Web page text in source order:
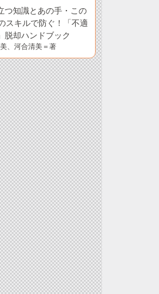
つ知識とあの手・この
キルで防ぐ！「不適
脱却ハンドブック
、河合清美＝著